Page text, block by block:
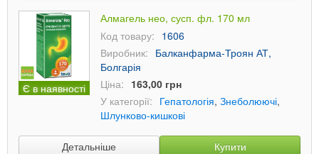
Є в наявності
Алмагель нео, сусп. фл. 170 мл
Код товару: 1606
Виробник: Балканфарма-Троян АТ,
Болгарія
Ціна: 163,00 грн
У категорії: Гепатологія, Знеболюючі,
Шлунково-кишкові
Детальніше Купити